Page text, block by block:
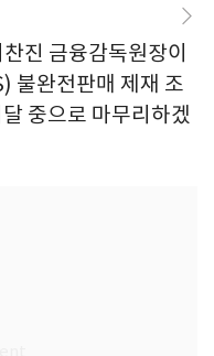
진 금융감독원장이
불완전판매 제재 조
중으로 마무리하겠